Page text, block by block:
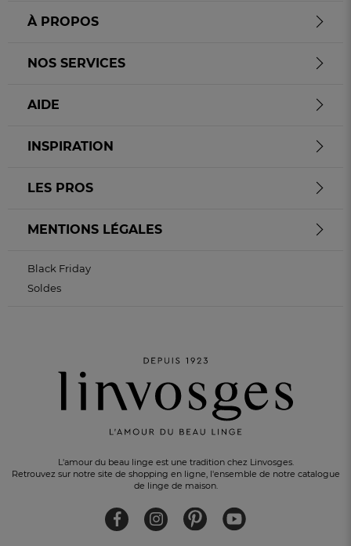
L'amour du beau linge est une tradition chez Linvosges.
Retrouvez sur notre site de shopping en ligne, l'ensemble de notre catalogue
de linge de maison.
À PROPOS
NOS SERVICES
AIDE
INSPIRATION
LES PROS
MENTIONS LÉGALES
Black Friday
Soldes